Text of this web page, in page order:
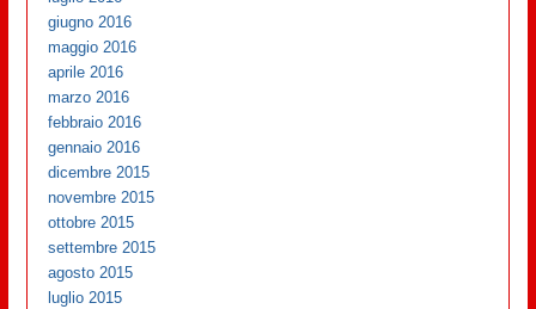
giugno 2016
maggio 2016
aprile 2016
marzo 2016
febbraio 2016
gennaio 2016
dicembre 2015
novembre 2015
ottobre 2015
settembre 2015
agosto 2015
luglio 2015